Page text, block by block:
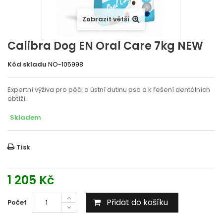
Zobrazit větší
Calibra Dog EN Oral Care 7kg NEW
Kód skladu NO-105998
Expertní výživa pro péči o ústní dutinu psa a k řešení dentálních
obtíží.
Skladem
Tisk
1 205 Kč
Počet Přidat do košíku